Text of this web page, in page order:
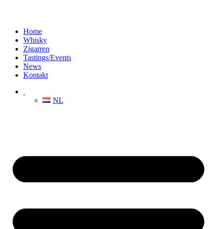
Home
Whisky
Zigarren
Tastings/Events
News
Kontakt
NL